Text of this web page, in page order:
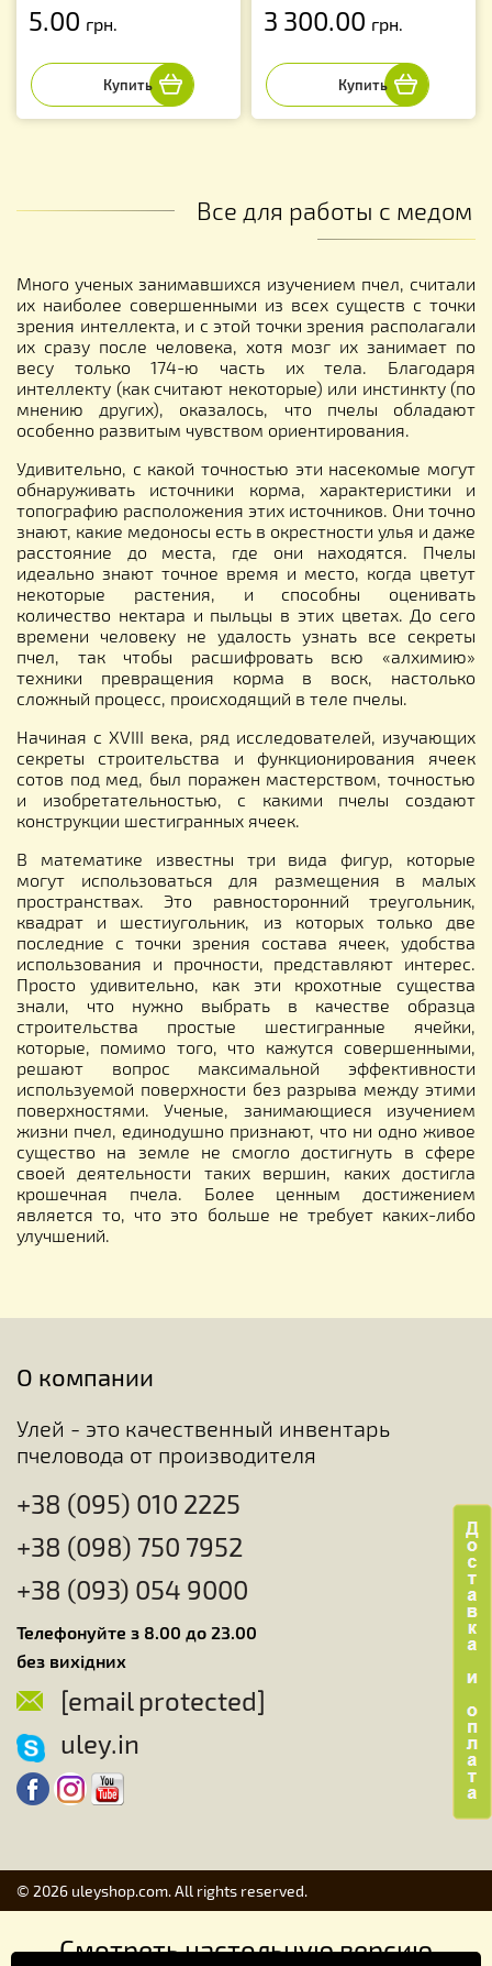
5.00 грн. 3 300.00 грн.
Все для работы с медом
Много ученых занимавшихся изучением пчел, считали
их наиболее совершенными из всех существ с точки
зрения интеллекта, и с этой точки зрения располагали
их сразу после человека, хотя мозг их занимает по
весу только 174-ю часть их тела. Благодаря
интеллекту (как считают некоторые) или инстинкту (по
мнению других), оказалось, что пчелы обладают
особенно развитым чувством ориентирования.
Удивительно, с какой точностью эти насекомые могут
обнаруживать источники корма, характеристики и
топографию расположения этих источников. Они точно
знают, какие медоносы есть в окрестности улья и даже
расстояние до места, где они находятся. Пчелы
идеально знают точное время и место, когда цветут
некоторые растения, и способны оценивать
количество нектара и пыльцы в этих цветах. До сего
времени человеку не удалость узнать все секреты
пчел, так чтобы расшифровать всю «алхимию»
техники превращения корма в воск, настолько
сложный процесс, происходящий в теле пчелы.
Начиная с XVIII века, ряд исследователей, изучающих
секреты строительства и функционирования ячеек
сотов под мед, был поражен мастерством, точностью
и изобретательностью, с какими пчелы создают
конструкции шестигранных ячеек.
В математике известны три вида фигур, которые
могут использоваться для размещения в малых
пространствах. Это равносторонний треугольник,
квадрат и шестиугольник, из которых только две
последние с точки зрения состава ячеек, удобства
использования и прочности, представляют интерес.
Просто удивительно, как эти крохотные существа
знали, что нужно выбрать в качестве образца
строительства простые шестигранные ячейки,
которые, помимо того, что кажутся совершенными,
решают вопрос максимальной эффективности
используемой поверхности без разрыва между этими
поверхностями. Ученые, занимающиеся изучением
жизни пчел, единодушно признают, что ни одно живое
существо на земле не смогло достигнуть в сфере
своей деятельности таких вершин, каких достигла
крошечная пчела. Более ценным достижением
является то, что это больше не требует каких-либо
улучшений.
О компании
Улей - это качественный инвентарь
пчеловода от производителя
+38 (095) 010 2225
+38 (098) 750 7952
+38 (093) 054 9000
Телефонуйте з 8.00 до 23.00
без вихідних
[email protected]
uley.in
© 2026 uleyshop.com. All rights reserved.
Смотреть настольную версию